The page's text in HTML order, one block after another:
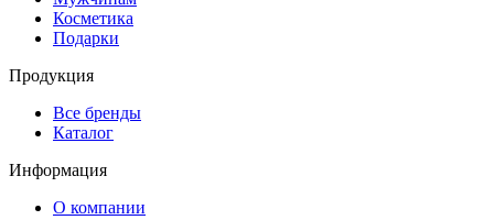
Косметика
Подарки
Продукция
Все бренды
Каталог
Информация
О компании